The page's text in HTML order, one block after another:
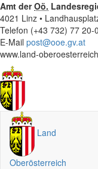
Amt derOö.
4021 Linz •
Telefon (+43 732) 77 20-0
E-Mail post@ooe.gv.at
www.land-
Land
Oberösterreich